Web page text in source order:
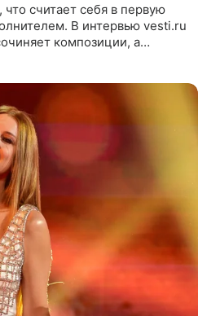
считает себя в первую
В интервью vesti.ru
композиции, а